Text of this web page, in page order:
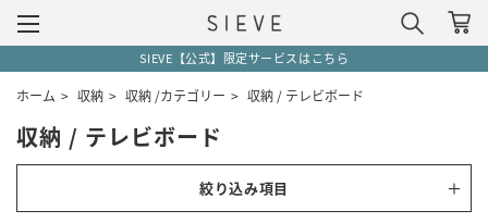
SIEVE【公式】限定サービスはこちら
ホーム > 収納 > 収納 /カテゴリー > 収納 / テレビボード
収納 / テレビボード
絞り込み項目